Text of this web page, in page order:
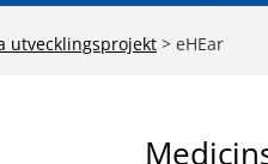
utvecklingsprojekt > eHEar